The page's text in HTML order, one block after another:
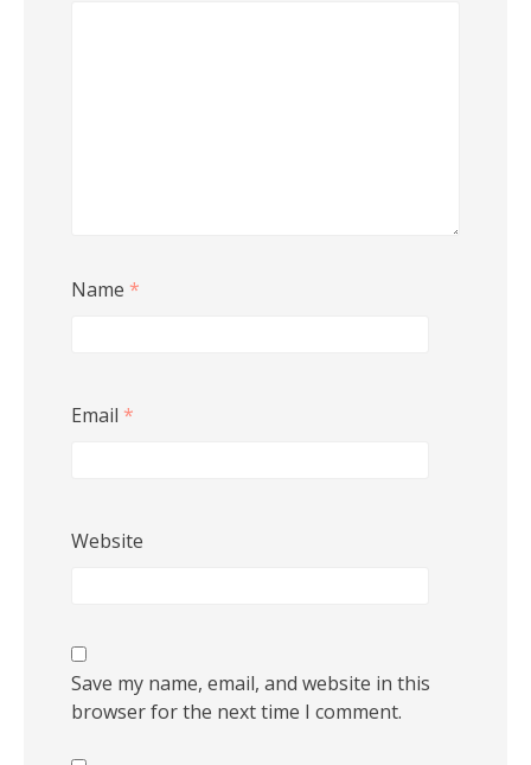
Name *
Email *
Website
Save my name, email, and website in this
browser for the next time I comment.